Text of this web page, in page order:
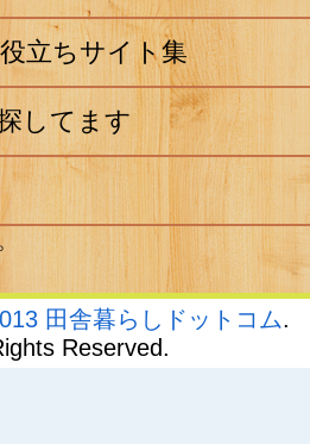
立ちサイト集
してます
田舎暮らしドットコム.
Reserved.